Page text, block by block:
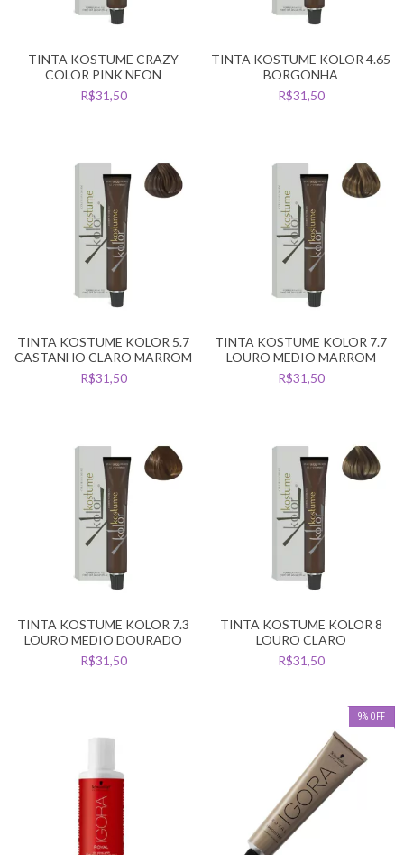
TINTA KOSTUME CRAZY
COLOR PINK NEON
R$31,50
TINTA KOSTUME KOLOR 4.65
BORGONHA
R$31,50
TINTA KOSTUME KOLOR 5.7
CASTANHO CLARO MARROM
R$31,50
TINTA KOSTUME KOLOR 7.7
LOURO MEDIO MARROM
R$31,50
TINTA KOSTUME KOLOR 7.3
LOURO MEDIO DOURADO
R$31,50
TINTA KOSTUME KOLOR 8
LOURO CLARO
R$31,50
9% OFF